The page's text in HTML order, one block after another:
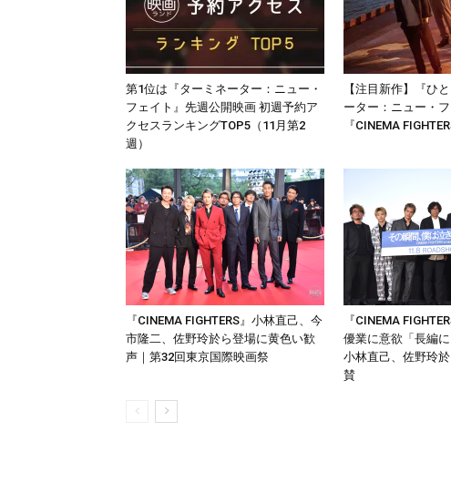
第1位は『ターミネーター：ニュー・
フェイト』先週公開映画 初週予約ア
クセスランキングTOP5（11月第2
週）
【注目新作】『ひ
ーター：ニュー・フ
『CINEMA
『CINEMA FIGHTERS』小林直己、今
市隆二、佐野玲於ら登場に黄色い歓
声｜第32回東京国際映画祭
『CINEMA
優業に意欲「長編に
小林直己、佐野玲
賛